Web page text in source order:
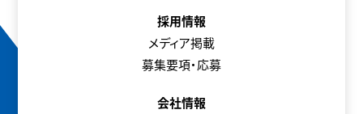
採用情報
メディア掲載
募集要項・応募
会社情報